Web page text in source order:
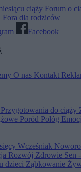
ciąży Forum o
Fora dla rodziców
Facebook
O nas Kontakt
Przygotowania do ciąży
Poród Połóg
Wcześniak
Rozwój Zdrowie Sen
dzieci Ząbkowanie